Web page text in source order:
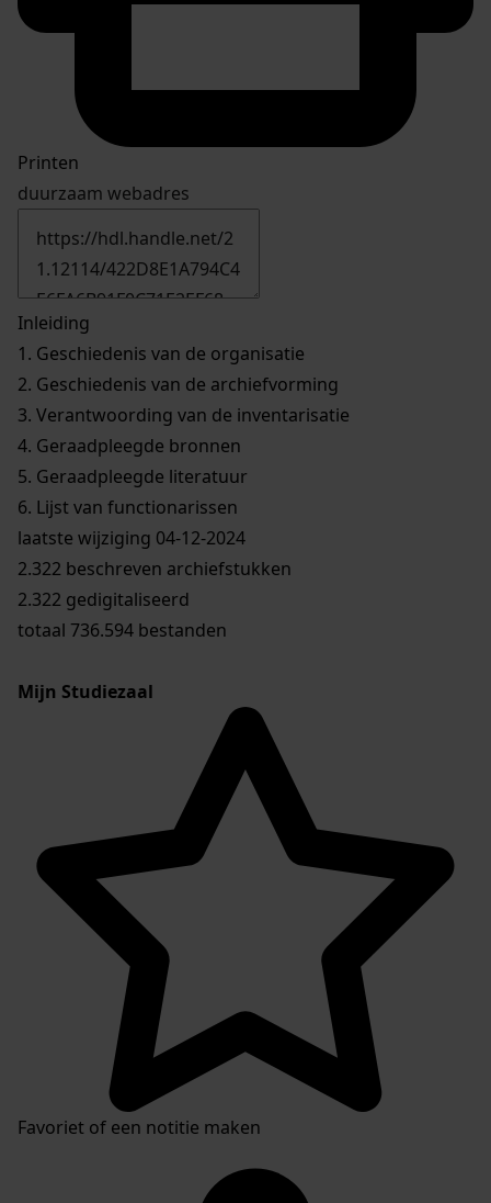
Printen
duurzaam webadres
Inleiding
1. Geschiedenis van de organisatie
2. Geschiedenis van de archiefvorming
3. Verantwoording van de inventarisatie
4. Geraadpleegde bronnen
5. Geraadpleegde literatuur
6. Lijst van functionarissen
laatste wijziging 04-12-2024
2.322 beschreven archiefstukken
2.322 gedigitaliseerd
totaal 736.594 bestanden
Mijn Studiezaal
Favoriet of een notitie maken